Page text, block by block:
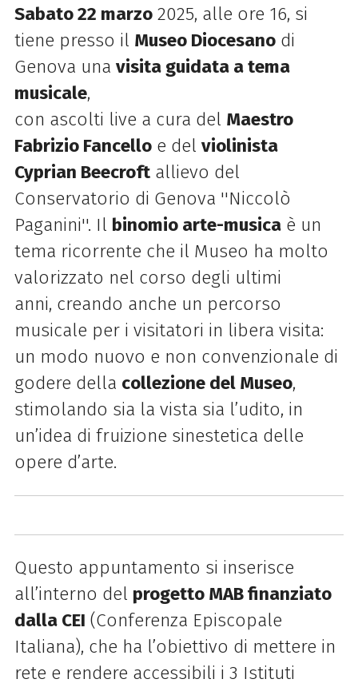
Sabato 22 marzo2025, alle ore 16, si
tiene presso il Museo Diocesanodi
Genova una visita guidata a tema
musicale,
con ascolti live a cura del Maestro
Fabrizio Fancelloe del violinista
Cyprian Beecroftallievo del
Conservatorio di Genova ''Niccolò
Paganini''. Il binomio arte-musicaè un
tema ricorrente che il Museo ha molto
valorizzato nel corso degli ultimi
anni, creando anche un percorso
musicale per i visitatori in libera visita:
un modo nuovo e non convenzionale di
godere della collezione del Museo,
stimolando sia la vista sia l’udito, in
un’idea di fruizione sinestetica delle
opere d’arte.
Questo appuntamento si inserisce
all’interno del progetto MAB finanziato
dalla CEI (Conferenza Episcopale
Italiana), che ha l’obiettivo di mettere in
rete e rendere accessibili i 3 Istituti